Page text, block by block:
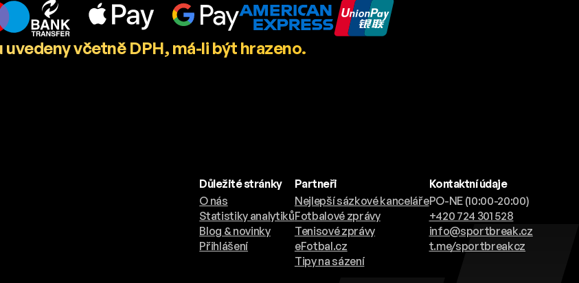
uvedeny včetně DPH, má-li být hrazeno.
Důležité stránky
O nás
Statistiky analytiků
Blog & novinky
Přihlášení
Partneři
Nejlepší sázkové kanceláře
Fotbalové zprávy
Tenisové zprávy
eFotbal.cz
Tipy na sázení
Kontaktní údaje
PO-NE (10:00-20:00)
+420 724 301 528
info@sportbreak.cz
t.me/sportbreakcz